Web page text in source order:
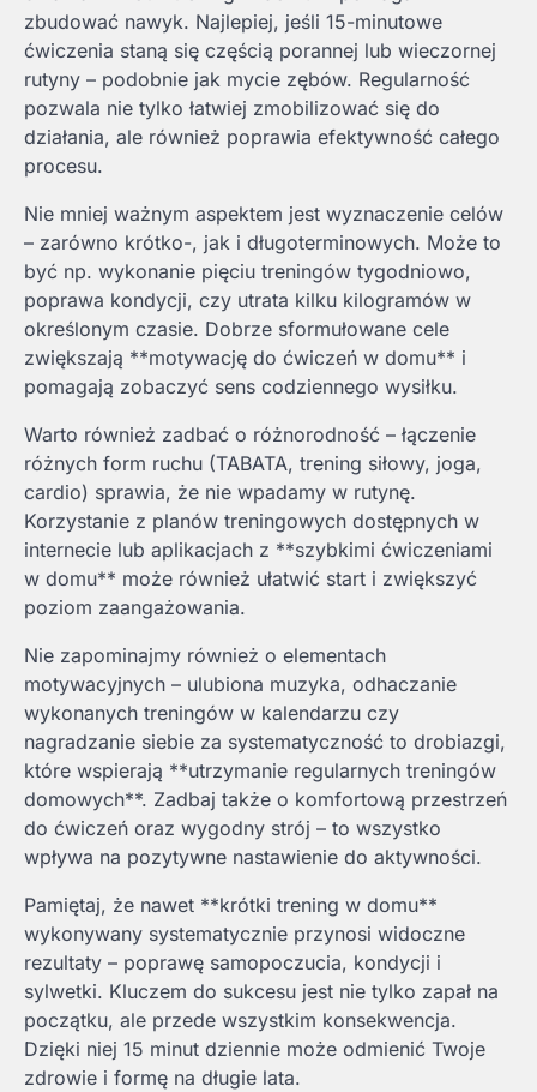
zbudować nawyk. Najlepiej, jeśli 15-minutowe
ćwiczenia staną się częścią porannej lub wieczornej
rutyny – podobnie jak mycie zębów. Regularność
pozwala nie tylko łatwiej zmobilizować się do
działania, ale również poprawia efektywność całego
procesu.
Nie mniej ważnym aspektem jest wyznaczenie celów
– zarówno krótko-, jak i długoterminowych. Może to
być np. wykonanie pięciu treningów tygodniowo,
poprawa kondycji, czy utrata kilku kilogramów w
określonym czasie. Dobrze sformułowane cele
zwiększają **motywację do ćwiczeń w domu** i
pomagają zobaczyć sens codziennego wysiłku.
Warto również zadbać o różnorodność – łączenie
różnych form ruchu (TABATA, trening siłowy, joga,
cardio) sprawia, że nie wpadamy w rutynę.
Korzystanie z planów treningowych dostępnych w
internecie lub aplikacjach z **szybkimi ćwiczeniami
w domu** może również ułatwić start i zwiększyć
poziom zaangażowania.
Nie zapominajmy również o elementach
motywacyjnych – ulubiona muzyka, odhaczanie
wykonanych treningów w kalendarzu czy
nagradzanie siebie za systematyczność to drobiazgi,
które wspierają **utrzymanie regularnych treningów
domowych**. Zadbaj także o komfortową przestrzeń
do ćwiczeń oraz wygodny strój – to wszystko
wpływa na pozytywne nastawienie do aktywności.
Pamiętaj, że nawet **krótki trening w domu**
wykonywany systematycznie przynosi widoczne
rezultaty – poprawę samopoczucia, kondycji i
sylwetki. Kluczem do sukcesu jest nie tylko zapał na
początku, ale przede wszystkim konsekwencja.
Dzięki niej 15 minut dziennie może odmienić Twoje
zdrowie i formę na długie lata.